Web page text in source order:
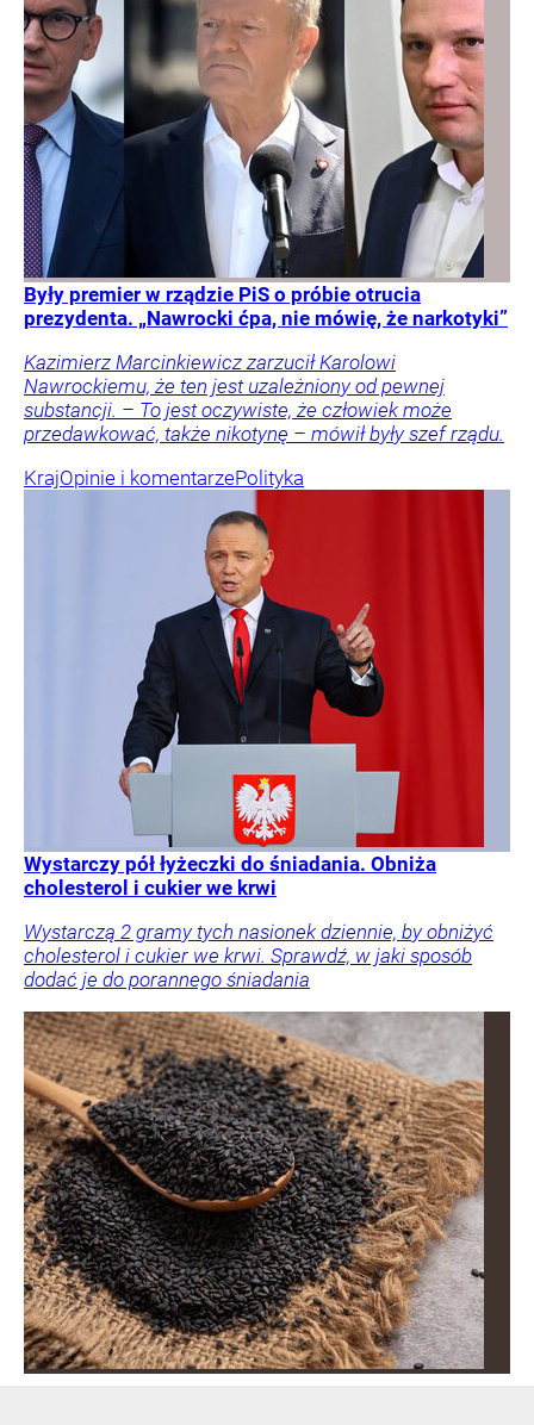
Były premier w rządzie PiS o próbie otrucia
prezydenta. „Nawrocki ćpa, nie mówię, że narkotyki”
Kazimierz Marcinkiewicz zarzucił Karolowi
Nawrockiemu, że ten jest uzależniony od pewnej
substancji. – To jest oczywiste, że człowiek może
przedawkować, także nikotynę – mówił były szef rządu.
KrajOpinie i komentarzePolityka
Wystarczy pół łyżeczki do śniadania. Obniża
cholesterol i cukier we krwi
Wystarczą 2 gramy tych nasionek dziennie, by obniżyć
cholesterol i cukier we krwi. Sprawdź, w jaki sposób
dodać je do porannego śniadania